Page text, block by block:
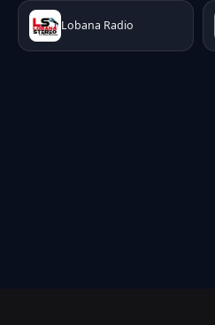
Lobana Radio